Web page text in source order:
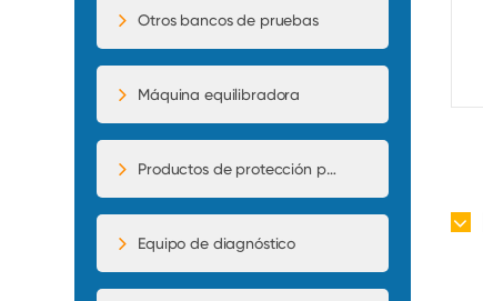
Otros bancos de pruebas
Máquina equilibradora
Productos de protección para automóviles
Equipo de diagnóstico